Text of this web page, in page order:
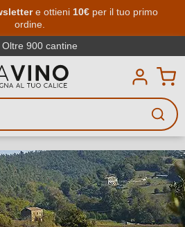
Passa al contenuto principale
e ottieni 10€per il tuo primo
ordine.
Oltre 900 cantine
3 caratteri
nome del vino,
cantina o altri
criteri.